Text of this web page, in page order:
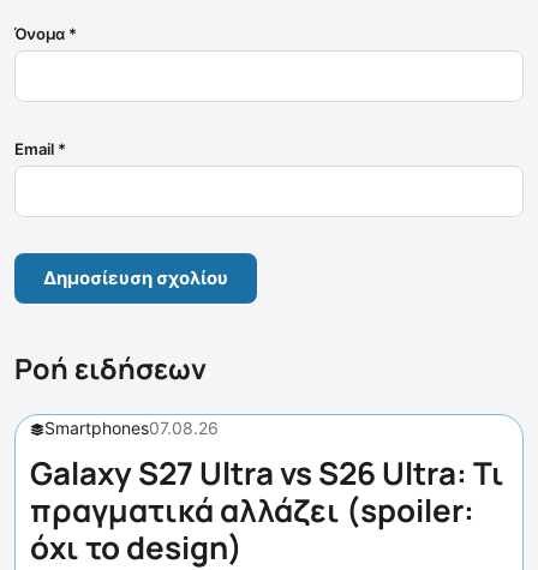
Όνομα *
Email *
Ροή ειδήσεων
Smartphones07.08.26
Galaxy S27 Ultra vs S26 Ultra: Τι
πραγματικά αλλάζει (spoiler:
όχι το design)